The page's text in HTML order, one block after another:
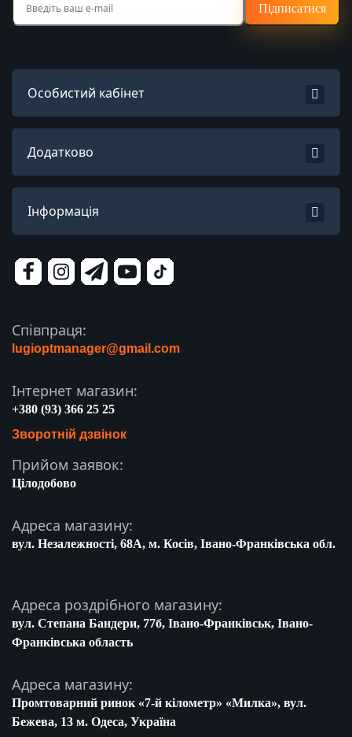
Підписатися
Особистий кабінет
Додатково
Інформація
Співпраця:
lugioptmanager@gmail.com
Інтернет магазин:
+380 (93) 366 25 25
Зворотній дзвінок
Прийом заявок:
Цілодобово
Адреса магазину:
вул. Незалежності, 68A, м. Косів, Івано-Франківська обл.
Адреса роздрібного магазину:
вул. Степана Бандери, 77б, Івано-Франківськ, Івано-
Франківська область
Адреса магазину:
Промтоварний ринок «7-й кілометр» «Милка», вул.
Бежева, 13 м. Одеса, Україна